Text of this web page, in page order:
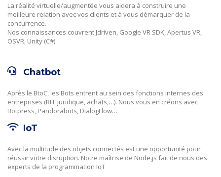
La réalité virtuelle/augmentée vous aidera à construire une
meilleure relation avec vos clients et à vous démarquer de la
concurrence.
Nos connaissances couvrent Jdriven, Google VR SDK, Apertus VR,
OSVR, Unity (C#)
Chatbot
Après le BtoC, les Bots entrent au sein des fonctions internes des
entreprises (RH, juridique, achats,…). Nous vous en créons avec
Botpress, Pandorabots, DialogFlow…
IoT
Avec la multitude des objets connectés est une opportunité pour
réussir votre disruption. Notre maîtrise de Node.js fait de nous des
experts de la programmation IoT